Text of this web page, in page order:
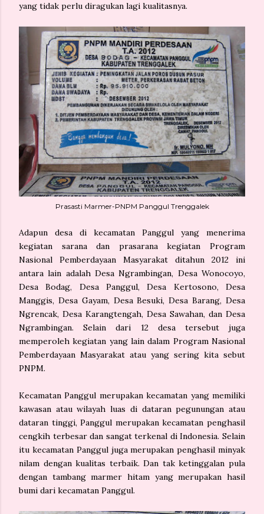
yang tidak perlu diragukan lagi kualitasnya.
Prasasti Marmer-PNPM Panggul Trenggalek
Adapun desa di kecamatan Panggul yang menerima
kegiatan sarana dan prasarana kegiatan Program
Nasional Pemberdayaan Masyarakat ditahun 2012 ini
antara lain adalah Desa Ngrambingan, Desa Wonocoyo,
Desa Bodag, Desa Panggul, Desa Kertosono, Desa
Manggis, Desa Gayam, Desa Besuki, Desa Barang, Desa
Ngrencak, Desa Karangtengah, Desa Sawahan, dan Desa
Ngrambingan. Selain dari 12 desa tersebut juga
memperoleh kegiatan yang lain dalam Program Nasional
Pemberdayaan Masyarakat atau yang sering kita sebut
PNPM.
Kecamatan Panggul merupakan kecamatan yang memiliki
kawasan atau wilayah luas di dataran pegunungan atau
dataran tinggi, Panggul merupakan kecamatan penghasil
cengkih terbesar dan sangat terkenal di Indonesia. Selain
itu kecamatan Panggul juga merupakan penghasil minyak
nilam dengan kualitas terbaik. Dan tak ketinggalan pula
dengan tambang marmer hitam yang merupakan hasil
bumi dari kecamatan Panggul.